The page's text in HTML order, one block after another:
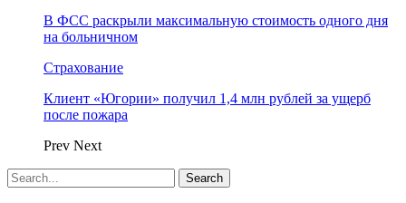
В ФСС раскрыли максимальную стоимость одного дня
на больничном
Страхование
Клиент «Югории» получил 1,4 млн рублей за ущерб
после пожара
Prev Next